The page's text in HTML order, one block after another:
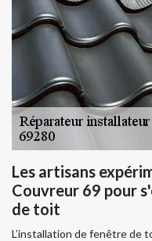
Les artisans
Couvreur 69 pour
de toit
L’installation de fenêtre de